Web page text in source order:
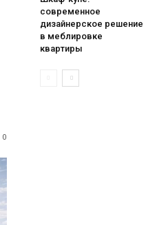
0
современное
дизайнерское решение
в меблировке
квартиры